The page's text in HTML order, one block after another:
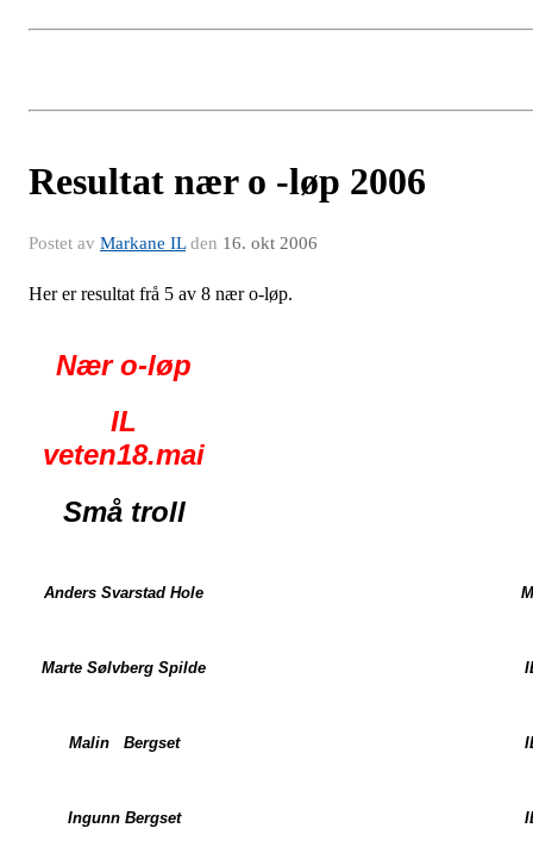
Resultat nær o -løp 2006
Postet av Markane ILden 16. okt 2006
Her er resultat frå 5 av 8 nær o-løp.
Nær o-løp
IL
veten18.mai
Små troll
Anders Svarstad Hole
Marte Sølvberg Spilde
Malin Bergset
Ingunn Bergset